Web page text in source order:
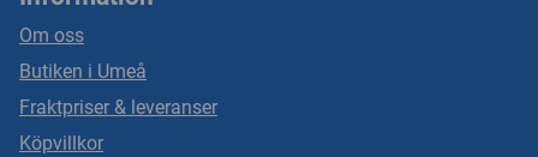
Om oss
Butiken i Umeå
Fraktpriser & leveranser
Köpvillkor